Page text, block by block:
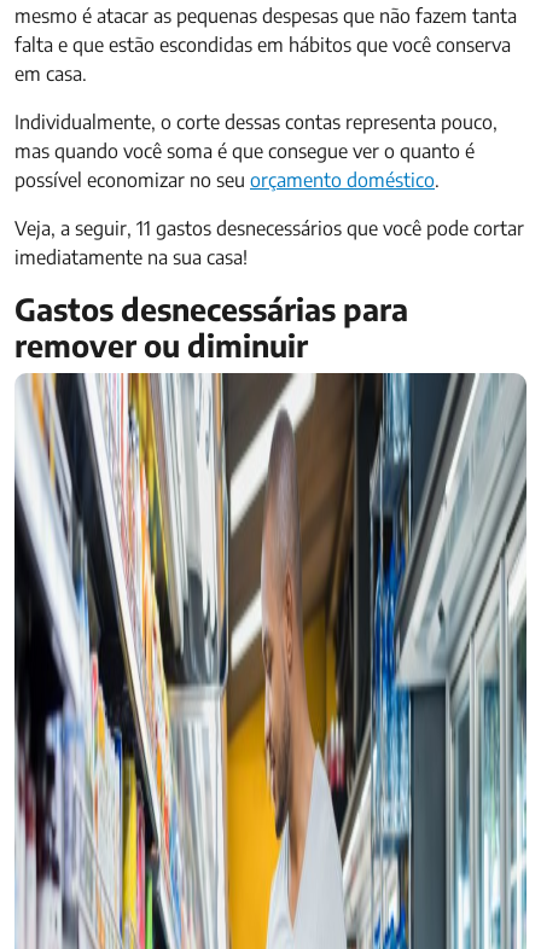
mesmo é atacar as pequenas despesas que não fazem tanta
falta e que estão escondidas em hábitos que você conserva
em casa.
Individualmente, o corte dessas contas representa pouco,
mas quando você soma é que consegue ver o quanto é
possível economizar no seu orçamento doméstico.
Veja, a seguir, 11 gastos desnecessários que você pode cortar
imediatamente na sua casa!
Gastos desnecessárias para
remover ou diminuir